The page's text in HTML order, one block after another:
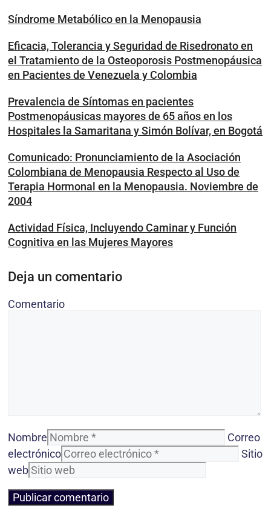
Síndrome Metabólico en la Menopausia
Eficacia, Tolerancia y Seguridad de Risedronato en
el Tratamiento de la Osteoporosis Postmenopáusica
en Pacientes de Venezuela y Colombia
Prevalencia de Síntomas en pacientes
Postmenopáusicas mayores de 65 años en los
Hospitales la Samaritana y Simón Bolívar, en Bogotá
Comunicado: Pronunciamiento de la Asociación
Colombiana de Menopausia Respecto al Uso de
Terapia Hormonal en la Menopausia. Noviembre de
2004
Actividad Física, Incluyendo Caminar y Función
Cognitiva en las Mujeres Mayores
Deja un comentario
Comentario
Nombre
Correo
electrónico
Sitio
web